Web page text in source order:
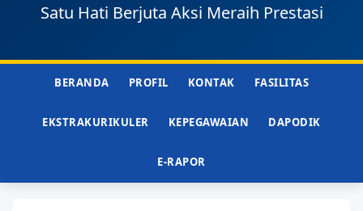
Satu Hati Berjuta Aksi Meraih Prestasi
BERANDA PROFIL KONTAK FASILITAS
EKSTRAKURIKULER KEPEGAWAIAN DAPODIK
E-RAPOR